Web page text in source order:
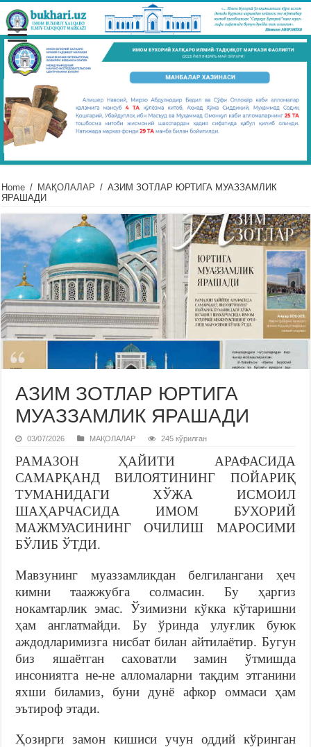
Home / МАҚОЛАЛАР / АЗИМ ЗОТЛАР ЮРТИГА МУАЗЗАМЛИК
ЯРАШАДИ
АЗИМ ЗОТЛАР ЮРТИГА
МУАЗЗАМЛИК ЯРАШАДИ
03/07/2026 МАҚОЛАЛАР 245 кўрилган
РАМАЗОН ҲАЙИТИ АРАФАСИДА
САМАРҚАНД ВИЛОЯТИНИНГ ПОЙАРИҚ
ТУМАНИДАГИ ХЎЖА ИСМОИЛ
ШАҲАРЧАСИДА ИМОМ БУХОРИЙ
МАЖМУАСИНИНГ ОЧИЛИШ МАРОСИМИ
БЎЛИБ ЎТДИ.
Мавзунинг муаззамликдан белгилангани ҳеч
кимни таажжубга солмасин. Бу ҳаргиз
нокамтарлик эмас. Ўзимизни кўкка кўтаришни
ҳам англатмайди. Бу ўринда улуғлик буюк
аждодларимизга нисбат билан айтилаётир. Бугун
биз яшаётган саховатли замин ўтмишда
инсониятга не-не алломаларни тақдим этганини
яхши биламиз, буни дунё афкор оммаси ҳам
эътироф этади.
Ҳозирги замон кишиси учун оддий кўринган